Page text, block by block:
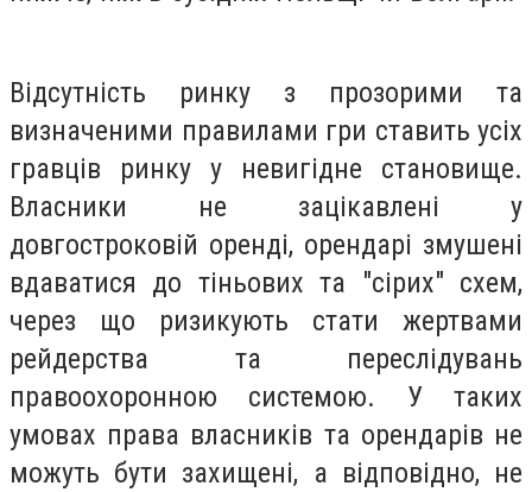
Відсутність ринку з прозорими та
визначеними правилами гри ставить усіх
гравців ринку у невигідне становище.
Власники не зацікавлені у
довгостроковій оренді, орендарі змушені
вдаватися до тіньових та "сірих" схем,
через що ризикують стати жертвами
рейдерства та переслідувань
правоохоронною системою. У таких
умовах права власників та орендарів не
можуть бути захищені, а відповідно, не